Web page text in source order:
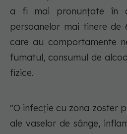
a fi mai pronunțate în
persoanelor mai tinere
care au comportamente
fumatul, consumul de
fizice.
"O infecție cu zona zoster
ale vaselor de sânge,